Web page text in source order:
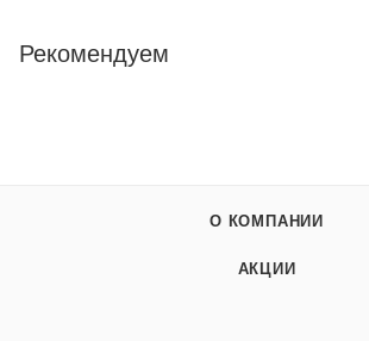
Рекомендуем
О КОМПАНИИ
АКЦИИ